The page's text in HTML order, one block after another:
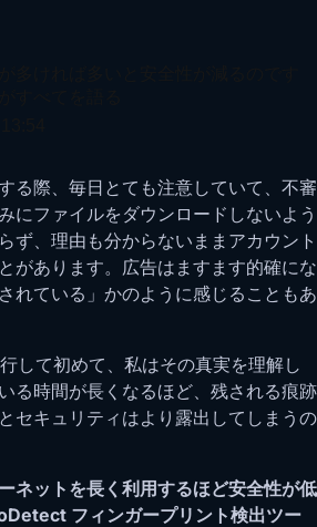
る際、毎日とても注意していて、不審
にファイルをダウンロードしないよう
ず、理由も分からないままアカウント
があります。広告はますます的確にな
れている」かのように感じることもあ
して初めて、私はその真実を理解し
る時間が長くなるほど、残される痕跡
セキュリティはより露出してしまうの
ネットを長く利用するほど安全性が低
フィンガープリント検出ツー